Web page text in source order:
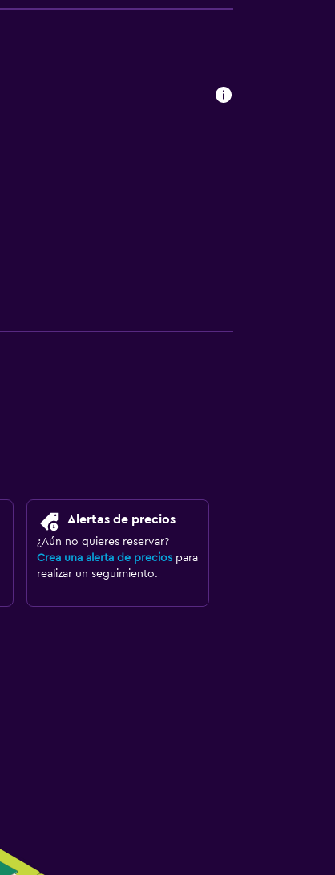
Alertas de precios
¿Aún no quieres reservar?
Crea una alerta de preciospara
realizar un seguimiento.